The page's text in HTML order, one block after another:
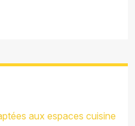
aux espaces cuisine